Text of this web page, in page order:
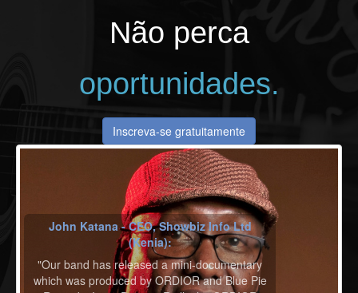
Não perca
oportunidades.
Inscreva-se gratuitamente
John Katana - CEO, Showbiz Info Ltd
(Kenia):
"Our band has released a mini-documentary
which was produced by ORDIOR and Blue Pie